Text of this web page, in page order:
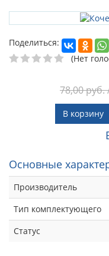
Поделиться:
(Нет
78,00руб.
В корзину
Основные
Производитель
Тип комплектующего
Статус